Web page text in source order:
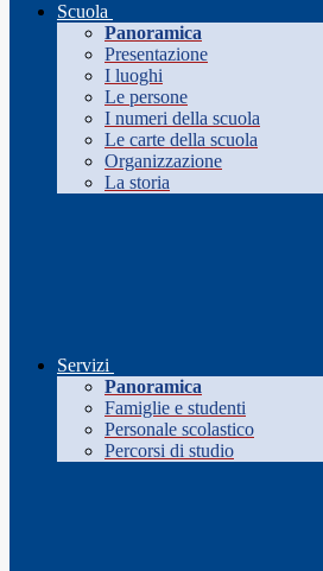
Scuola
Panoramica
Presentazione
I luoghi
Le persone
I numeri della scuola
Le carte della scuola
Organizzazione
La storia
Servizi
Panoramica
Famiglie e studenti
Personale scolastico
Percorsi di studio